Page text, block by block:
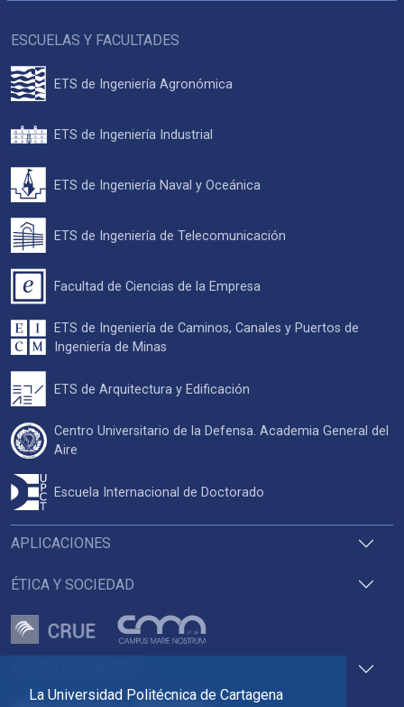
La Universidad Politécnica de Cartagena
APLICACIONES
ÉTICA Y SOCIEDAD
ESCUELAS Y FACULTADES
ETS de Ingeniería Agronómica
ETS de Ingeniería Industrial
ETS de Ingeniería Naval y Oceánica
ETS de Ingeniería de Telecomunicación
Facultad de Ciencias de la Empresa
ETS de Ingeniería de Caminos, Canales y Puertos de
Ingeniería de Minas
ETS de Arquitectura y Edificación
Centro Universitario de la Defensa. Academia General del
Aire
Escuela Internacional de Doctorado